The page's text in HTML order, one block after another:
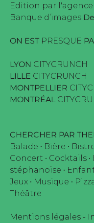
Edition par l'agence
Banque d’images
ON EST PRESQUE
LYON CITYCRUNCH
LILLE CITYCRUNCH
MONTPELLIER
MONTRÉAL
CHERCHER PAR
Balade • Bière •
Concert • Cocktails •
stéphanoise •
Jeux • Musique •
Théâtre
Mentions légales -